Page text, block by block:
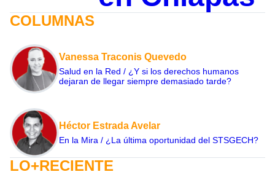
COLUMNAS
Vanessa Traconis Quevedo
Salud en la Red / ¿Y si los derechos humanos
dejaran de llegar siempre demasiado tarde?
Héctor Estrada Avelar
En la Mira / ¿La última oportunidad del STSGECH?
LO+RECIENTE